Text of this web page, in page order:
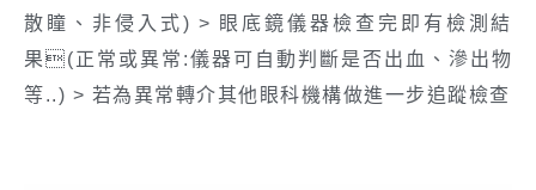
散瞳、非侵入式) > 眼底鏡儀器檢查完即有檢測結
果(正常或異常:儀器可自動判斷是否出血、滲出物
等..) > 若為異常轉介其他眼科機構做進一步追蹤檢查